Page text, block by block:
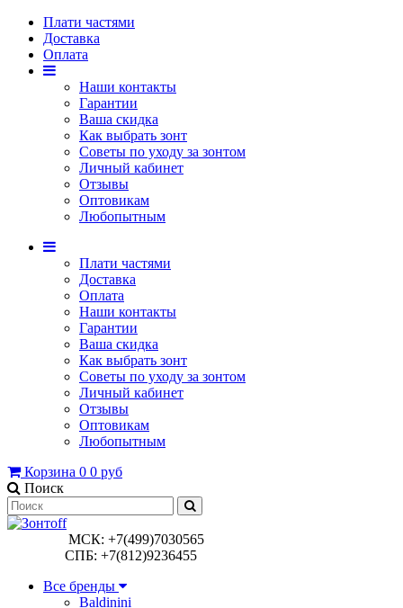
Плати частями
Доставка
Оплата
Наши контакты
Гарантии
Ваша скидка
Как выбрать зонт
Советы по уходу за зонтом
Личный кабинет
Отзывы
Оптовикам
Любопытным
Плати частями
Доставка
Оплата
Наши контакты
Гарантии
Ваша скидка
Как выбрать зонт
Советы по уходу за зонтом
Личный кабинет
Отзывы
Оптовикам
Любопытным
Корзина 0 0 руб
Поиск
МСК: +7(499)7030565
СПБ: +7(812)9236455
Все бренды
Baldinini